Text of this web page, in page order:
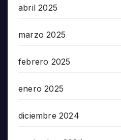
abril 2025
marzo 2025
febrero 2025
enero 2025
diciembre 2024